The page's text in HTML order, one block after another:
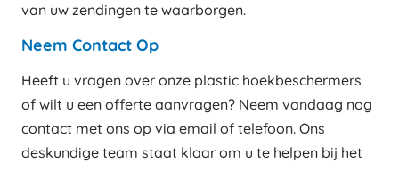
van uw zendingen te waarborgen.
Neem Contact Op
Heeft u vragen over onze plastic hoekbeschermers
of wilt u een offerte aanvragen? Neem vandaag nog
contact met ons op via email of telefoon. Ons
deskundige team staat klaar om u te helpen bij het